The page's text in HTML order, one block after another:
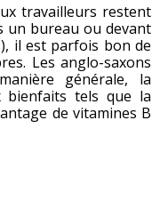
travailleurs restent
un bureau ou devant
il est parfois bon de
Les anglo-saxons
générale, la
bienfaits tels que la
de vitamines B